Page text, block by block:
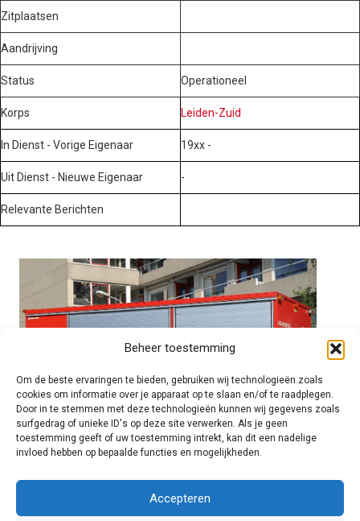
Beheer toestemming
Om de beste ervaringen te bieden, gebruiken wij technologieën zoals
cookies om informatie over je apparaat op te slaan en/of te raadplegen.
Door in te stemmen met deze technologieën kunnen wij gegevens zoals
surfgedrag of unieke ID's op deze site verwerken. Als je geen
toestemming geeft of uw toestemming intrekt, kan dit een nadelige
invloed hebben op bepaalde functies en mogelijkheden.
Accepteren
Zitplaatsen
Aandrijving
Status Operationeel
Korps Leiden-Zuid
In Dienst - Vorige Eigenaar 19xx -
Uit Dienst - Nieuwe Eigenaar -
Relevante Berichten